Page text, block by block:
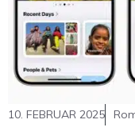
10. FEBRUAR 2025